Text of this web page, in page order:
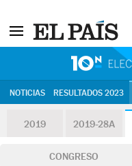
NOTICIAS RESULTADOS 2023
2019 2019-28A
CONGRESO